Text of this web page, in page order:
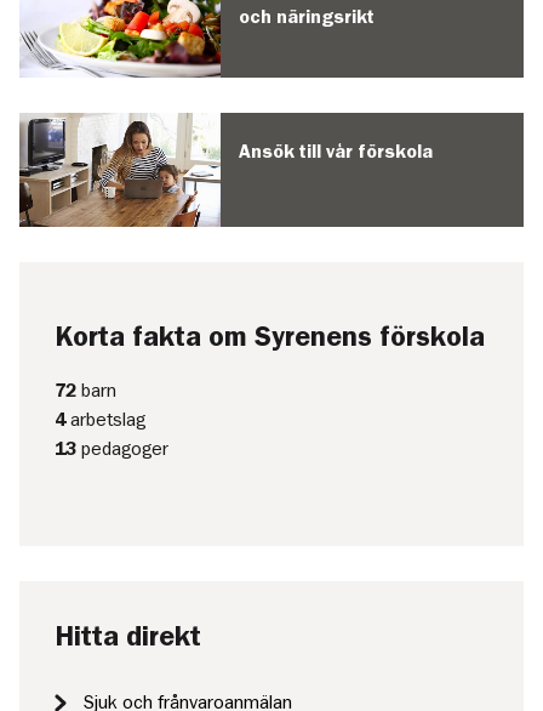
och näringsrikt
Ansök till vår förskola
Korta fakta om Syrenens förskola
72 barn
4arbetslag
13pedagoger
Hitta direkt
Sjuk och frånvaroanmälan